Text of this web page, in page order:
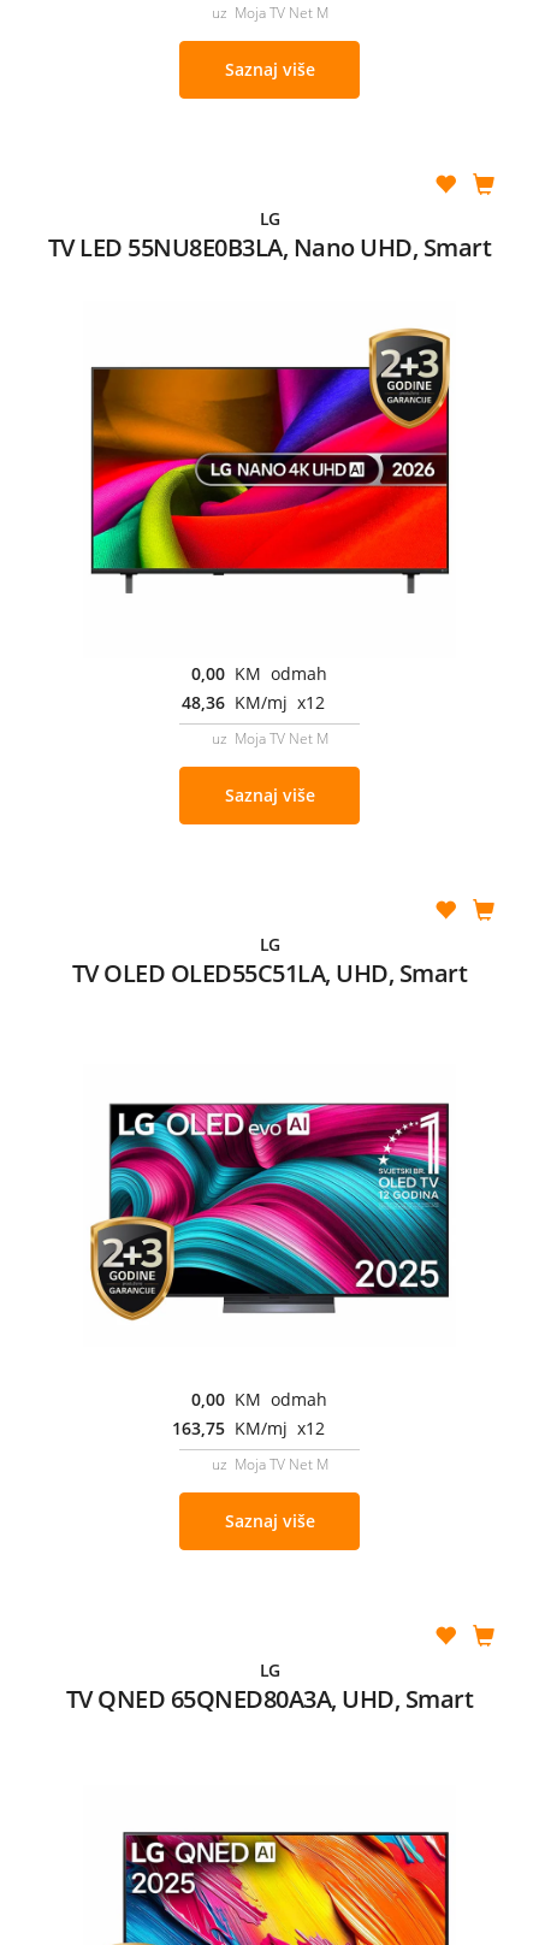
uz Moja TV Net M
Saznaj više
LG
TV LED 55NU8E0B3LA, Nano UHD, Smart
0,00 KM odmah
48,36 KM/mj x12
uz Moja TV Net M
Saznaj više
LG
TV OLED OLED55C51LA, UHD, Smart
0,00 KM odmah
163,75 KM/mj x12
uz Moja TV Net M
Saznaj više
LG
TV QNED 65QNED80A3A, UHD, Smart